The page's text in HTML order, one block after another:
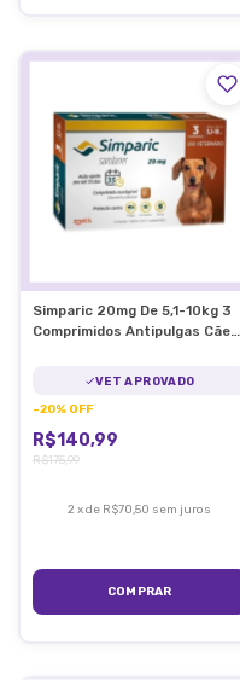
Simparic 20mg De 5,1-10kg 3
Comprimidos Antipulgas Cães
VET APROVADO
-20% OFF
R$140,99
R$175,99
2 xde R$70,50 sem juros